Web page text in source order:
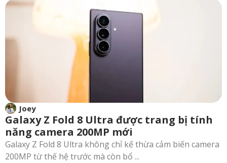
Joey
Galaxy Z Fold 8 Ultra được trang bị tính
năng camera 200MP mới
Galaxy Z Fold 8 Ultra không chỉ kế thừa cảm biến camera
200MP từ thế hệ trước mà còn bổ ...